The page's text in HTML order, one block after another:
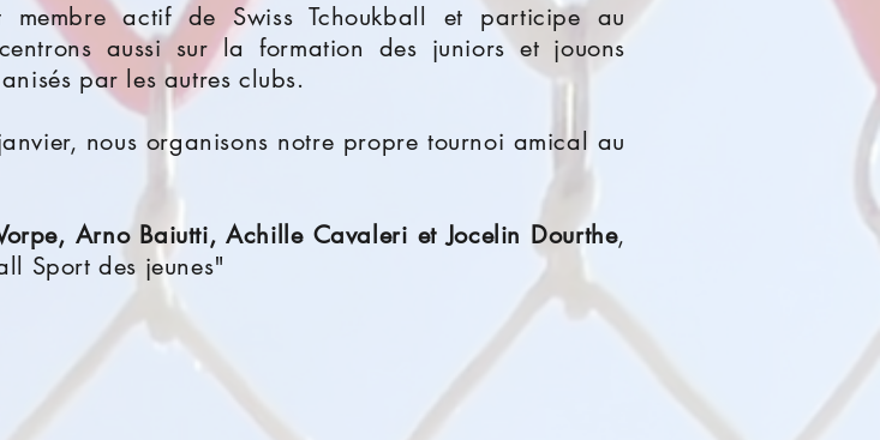
actif de Swiss Tchoukball et participe au
aussi sur la formation des juniors et jouons
par les autres clubs.
nous organisons notre propre tournoi amical au
Arno Baiutti, Achille Cavaleri et Jocelin Dourthe,
Sport des jeunes"